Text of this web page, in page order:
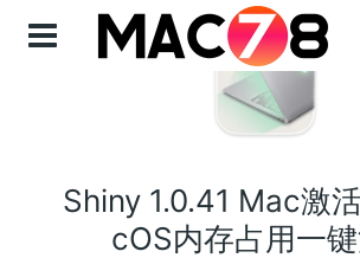
Shiny 1.0.41 Mac激
cOS内存占用一